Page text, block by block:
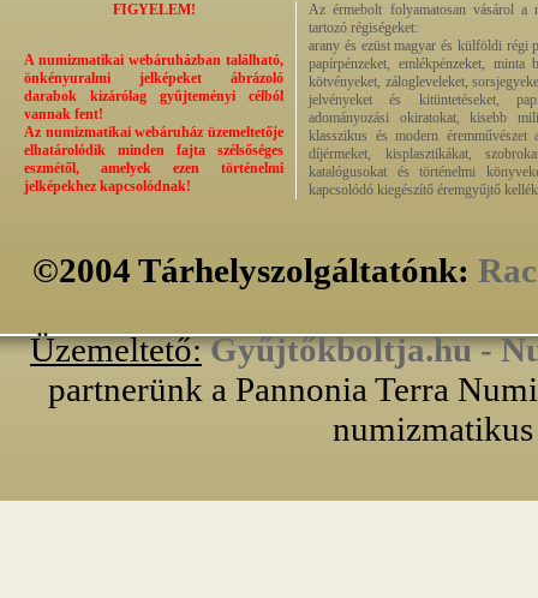
FIGYELEM!
A numizmatikai webáruházban található,
önkényuralmi jelképeket ábrázoló
darabok kizárólag gyűjteményi célból
vannak fent!
Az numizmatikai webáruház üzemeltetője
elhatárolódik minden fajta szélsőséges
eszmétől, amelyek ezen történelmi
jelképekhez kapcsolódnak!
Az érmebolt folyamatosan vásárol a
tartozó régiségeket:
arany és ezüst magyar és külföldi régi
papírpénzeket, emlékpénzeket, minta
kötvényeket, zálogleveleket,
jelvényeket és kitüntetéseket,
adományozási okiratokat, kisebb
klasszikus és modern éremművészet
díjérmeket, kisplasztikákat,
katalógusokat és történelmi
kapcsolódó kiegészítő éremgyűjtő
©2004 Tárhelyszolgáltatónk:
Üzemeltető: Gyűjtőkboltja.hu -
partnerünk a Pannonia Terra
numizmatikus